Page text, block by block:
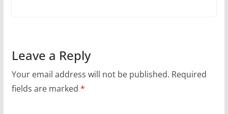
Leave a Reply
Your email address will not be published. Required
fields are marked *